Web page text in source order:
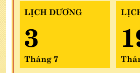
LỊCH DƯƠNG
3
Tháng 7